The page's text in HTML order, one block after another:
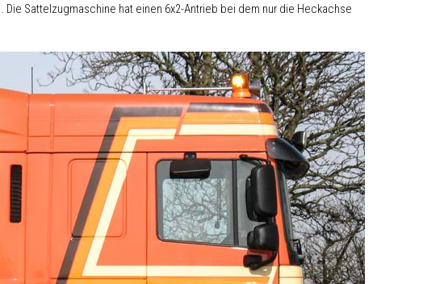
Die Sattelzugmaschine hat einen 6x2-Antrieb bei dem nur die Heckachse